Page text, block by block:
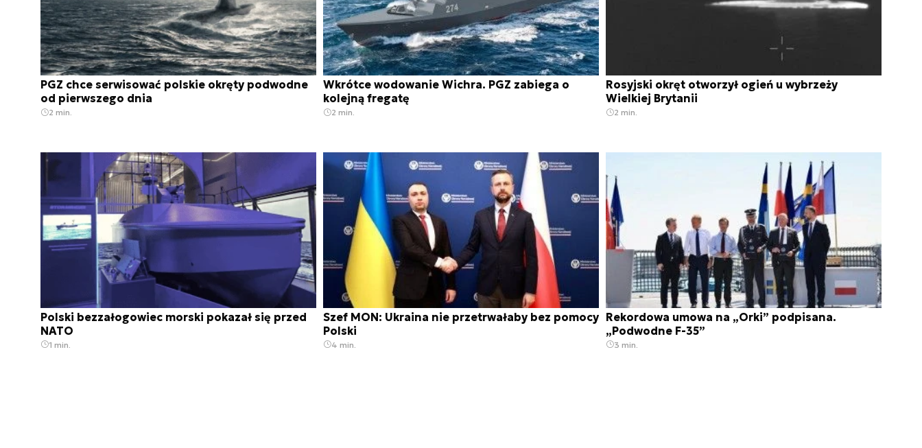
PGZ chce serwisować polskie okręty podwodne
od pierwszego dnia
2 min.
Wkrótce wodowanie Wichra. PGZ zabiega o
kolejną fregatę
2 min.
Rosyjski okręt otworzył ogień u wybrzeży
Wielkiej Brytanii
2 min.
Polski bezzałogowiec morski pokazał się przed
NATO
1 min.
Szef MON: Ukraina nie przetrwałaby bez pomocy
Polski
4 min.
Rekordowa umowa na „Orki” podpisana.
„Podwodne F-35”
3 min.